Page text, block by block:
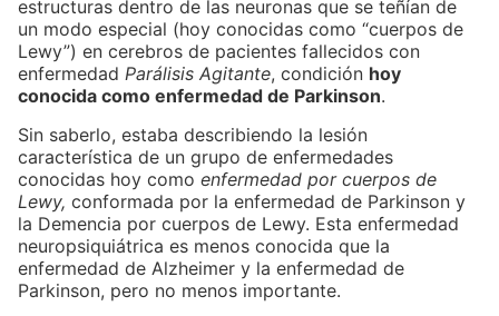
estructuras dentro de las neuronas que se teñían de
un modo especial (hoy conocidas como “cuerpos de
Lewy”) en cerebros de pacientes fallecidos con
enfermedad Parálisis Agitante, condición hoy
conocida como enfermedad de Parkinson.
Sin saberlo, estaba describiendo la lesión
característica de un grupo de enfermedades
conocidas hoy como enfermedad por cuerpos de
Lewy, conformada por la enfermedad de Parkinson y
la Demencia por cuerpos de Lewy. Esta enfermedad
neuropsiquiátrica es menos conocida que la
enfermedad de Alzheimer y la enfermedad de
Parkinson, pero no menos importante.